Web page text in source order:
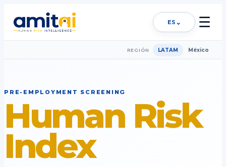
ES ⌄ ☰
REGIÓN LATAM México
PRE-EMPLOYMENT SCREENING
Human Risk
Index